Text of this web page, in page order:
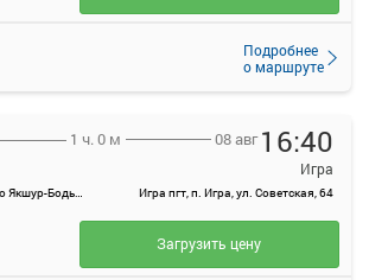
Подробнее
о маршруте
Якшур-Бодья с. АС, село Якшур-Бодья, ул Пушиной, 70
1 ч. 0 м 08 авг 16:40
Игра
Игра пгт, п. Игра, ул. Советская, 64
Загрузить цену